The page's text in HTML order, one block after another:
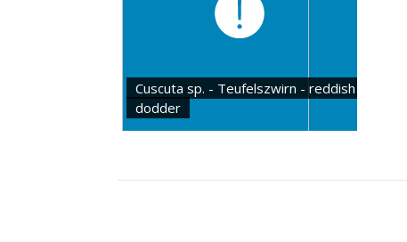
Cuscuta sp. - Teufelszwirn - reddish
dodder